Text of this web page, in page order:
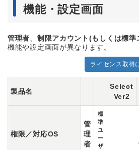
機能・設定画面
管理者 制限アカウント(もしくは標準
機能や設定画面が異なります。
ライセンス取得
製品名
Select
Ver2
権限／対応OS
管
理
者
標
準
ユ
ー
ザ